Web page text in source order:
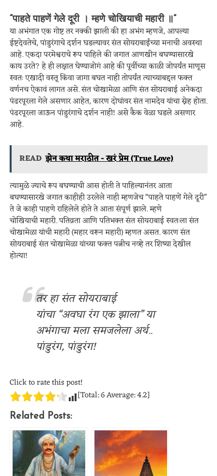
“पाहते पाहणें गेले दूरी । म्हणे चोखियाची महारी ॥”
या अभंगात एक गोष्ट तर नक्की झाली की हा अभंग म्हणजे, आपल्या
ईष्टदेवतेचे, पांडुरंगाचे दर्शन घडल्यावर संत सोयराबाईंच्या मनाची अवस्था
आहे. एकदा परमेश्वराचे रूप पाहिले की जगात आणखीन बघण्यासारखे
काय उरते? हे ही लक्षात घेण्याजोगं आहे की पूर्वीच्या काळी जोपर्यंत माणूस
स्वतः एखादी वस्तू किंवा जागा बघत नाही तोपर्यंत त्याच्याबद्दल फक्त
वर्णनच ऐकावं लागत असे. संत चोखामेळा आणि संत सोयराबाई अनेकदा
पंढरपूरला गेले असणार आहेत, कारण दोघांवर संत नामदेव यांचा स्नेह होता.
पंढरपूरला जाऊन पांडुरंगाचे दर्शन नाही! असे कैक वेळा घडले असणार
आहे.
READ झेन कथा मराठीत - खरं प्रेम (True Love)
त्यामुळे ज्याचे रूप बघण्याची आस होती ते पाहिल्यानंतर आता
बघण्यासारखे जगात काहीही उरलेले नाही म्हणजेच “पाहते पाहणें गेले दूरी”
ते जे काही पाहणे राहिलेले होते ते आता संपूर्ण झाले. म्हणे
चोखियाची महारी. पतिव्रता आणि पतिभक्त संत सोयराबाई स्वतःला संत
चोखामेळा यांची महारी (महार वरून महारी) म्हणत असत. कारण संत
सोयराबाई संत चोखामेळा यांच्या फक्त पत्नीच नव्हे तर शिष्या देखील
होत्या!
तर हा संत सोयराबाई
यांचा “अवघा रंग एक झाला” या
अभंगाचा मला समजलेला अर्थ..
पांडुरंग, पांडुरंग!
Click to rate this post!
[Total:6Average:4.2]
Related Posts: